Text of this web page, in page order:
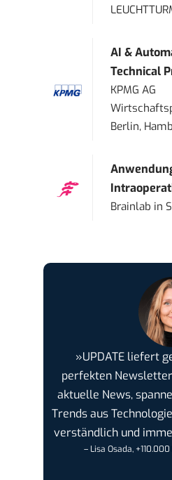
AI &
Technical
KPMG AG
Berlin,
Brainlab in
»UPDATE liefert
perfekten
aktuelle News,
Trends aus
verständlich und
– Lisa Osada,